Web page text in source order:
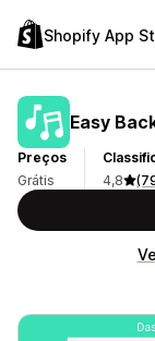
Shopify App
Easy
Preços
Grátis
4,8